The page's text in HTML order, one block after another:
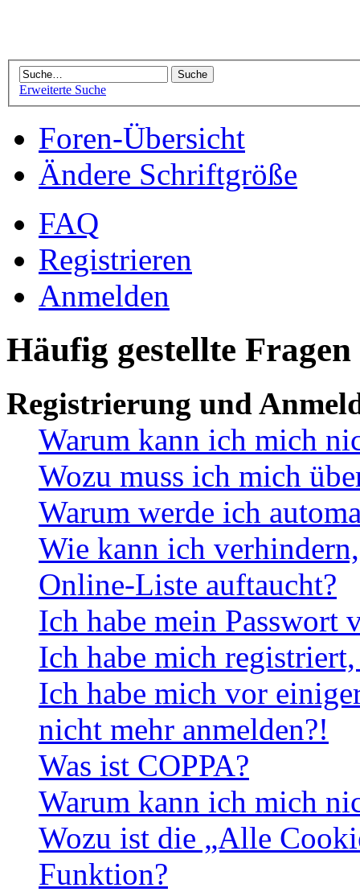
Erweiterte Suche
Foren-Übersicht
Ändere Schriftgröße
FAQ
Registrieren
Anmelden
Häufig gestellte Fragen
Registrierung und
Warum kann ich mich
Wozu muss ich mich
Warum werde ich
Wie kann ich
Online-Liste auftaucht?
Ich habe mein Passwort
Ich habe mich
Ich habe mich vor
nicht mehr anmelden?!
Was ist COPPA?
Warum kann ich mich
Wozu ist die „Alle
Funktion?